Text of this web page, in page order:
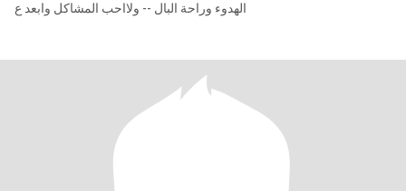
الهدوء وراحة البال -- ولااحب المشاكل وابعد ع